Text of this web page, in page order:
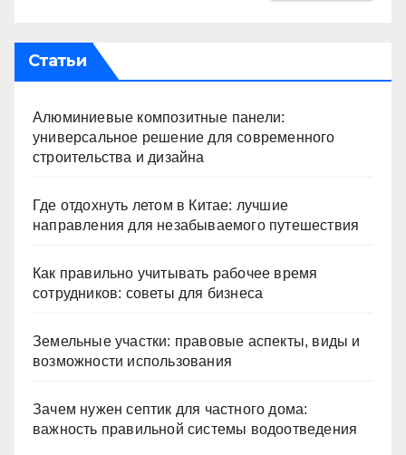
Статьи
Алюминиевые композитные панели:
универсальное решение для современного
строительства и дизайна
Где отдохнуть летом в Китае: лучшие
направления для незабываемого путешествия
Как правильно учитывать рабочее время
сотрудников: советы для бизнеса
Земельные участки: правовые аспекты, виды и
возможности использования
Зачем нужен септик для частного дома:
важность правильной системы водоотведения